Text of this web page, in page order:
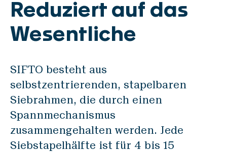
Reduziert auf das
Wesentliche
SIFTO besteht aus
selbstzentrierenden, stapelbaren
Siebrahmen, die durch einen
Spannmechanismus
zusammengehalten werden. Jede
Siebstapelhälfte ist für 4 bis 15